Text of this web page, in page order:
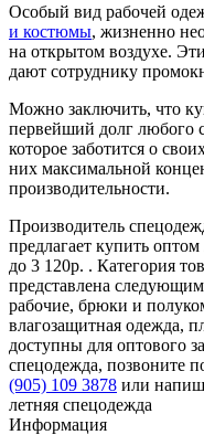
Особый вид рабочей
и костюмы, жизненно
на открытом воздухе.
дают сотруднику
Можно заключить, что
первейший долг любого
которое заботится о
них максимальной
производительности.
Производитель
предлагает купить
до 3 120р. . Категория
представлена
рабочие, брюки и
влагозащитная одежда,
доступны для оптового
спецодежда, позвоните
(905) 109 3878 или
летняя спецодежда
Информация